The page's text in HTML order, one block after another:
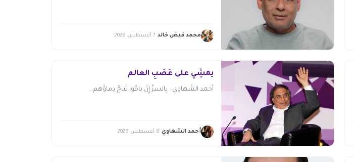
محمد فيض خالد 7 أغسطس 2026
يمشِي على عَصَبِ العالم
أحمد الشَّهاوي بِالسرِّ إِنْ باحُوا تُباحُ دِماؤُهم...
أحمد الشهاوي 6 أغسطس 2026